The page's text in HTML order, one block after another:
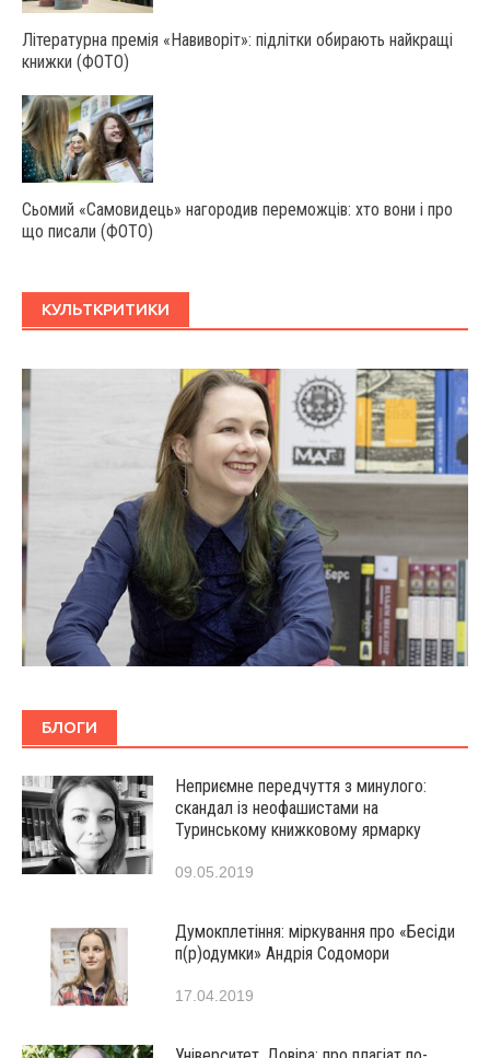
Літературна премія «Навиворіт»: підлітки обирають найкращі
книжки (ФОТО)
Сьомий «Самовидець» нагородив переможців: хто вони і про
що писали (ФОТО)
КУЛЬТКРИТИКИ
БЛОГИ
Неприємне передчуття з минулого:
скандал із неофашистами на
Туринському книжковому ярмарку
09.05.2019
Думокплетіння: міркування про «Бесіди
п(р)одумки» Андрія Содомори
17.04.2019